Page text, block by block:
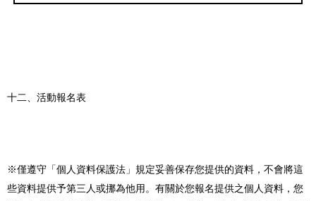
十二、活動報名表
※僅遵守「個人資料保護法」規定妥善保存您提供的資料，不會將這
些資料提供予第三人或挪為他用。有關於您報名提供之個人資料，您